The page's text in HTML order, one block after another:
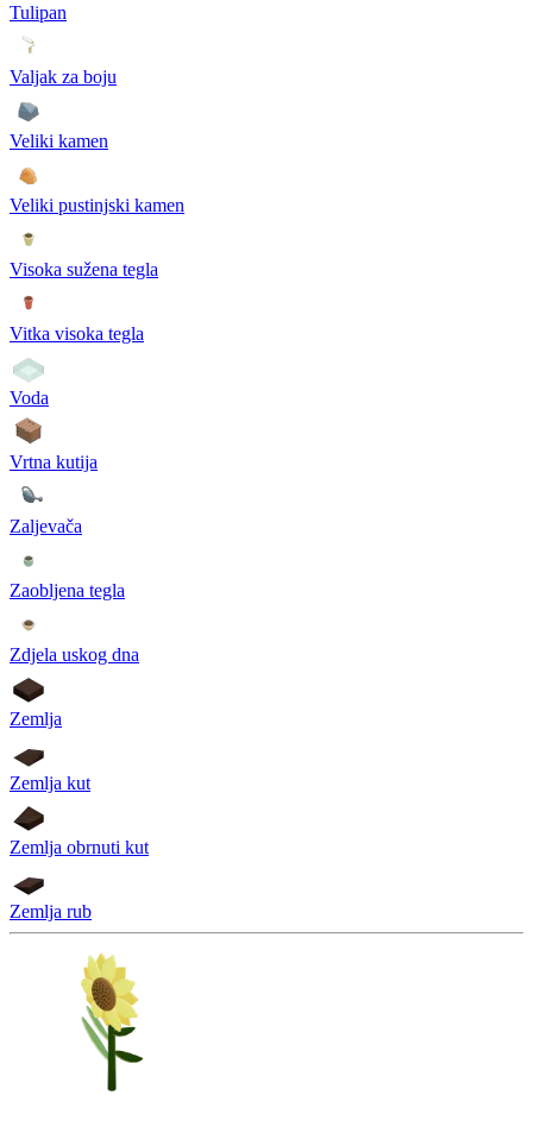
Tulipan
Valjak za boju
Veliki kamen
Veliki pustinjski kamen
Visoka sužena tegla
Vitka visoka tegla
Voda
Vrtna kutija
Zaljevača
Zaobljena tegla
Zdjela uskog dna
Zemlja
Zemlja kut
Zemlja obrnuti kut
Zemlja rub